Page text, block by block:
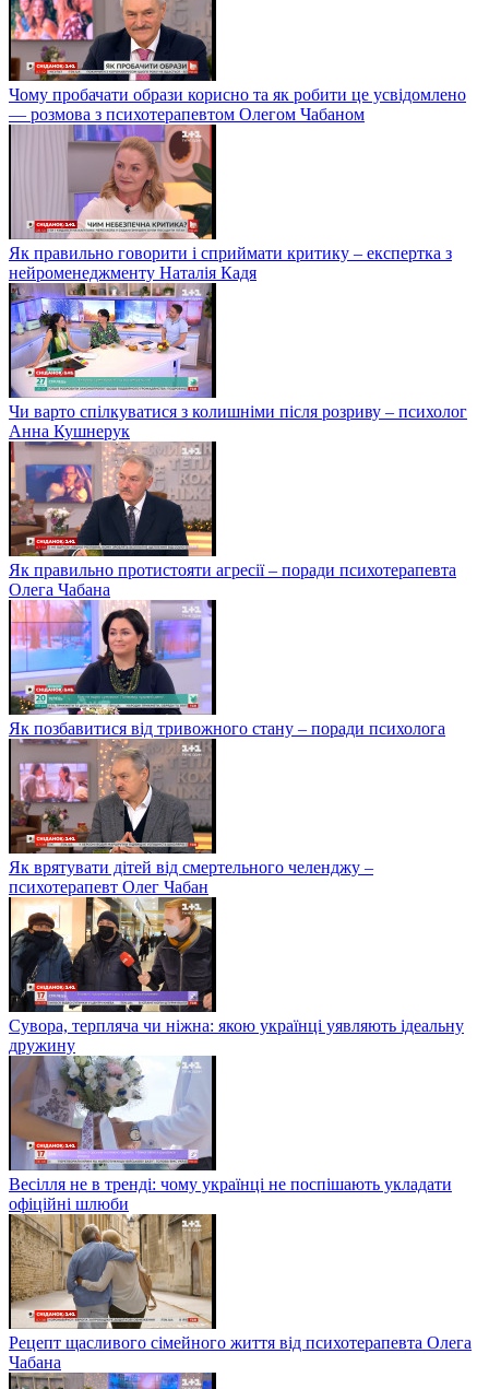
Чому пробачати образи корисно та як робити це усвідомлено
— розмова з психотерапевтом Олегом Чабаном
Як правильно говорити і сприймати критику – експертка з
нейроменеджменту Наталія Кадя
Чи варто спілкуватися з колишніми після розриву – психолог
Анна Кушнерук
Як правильно протистояти агресії – поради психотерапевта
Олега Чабана
Як позбавитися від тривожного стану – поради психолога
Як врятувати дітей від смертельного челенджу –
психотерапевт Олег Чабан
Сувора, терпляча чи ніжна: якою українці уявляють ідеальну
дружину
Весілля не в тренді: чому українці не поспішають укладати
офіційні шлюби
Рецепт щасливого сімейного життя від психотерапевта Олега
Чабана